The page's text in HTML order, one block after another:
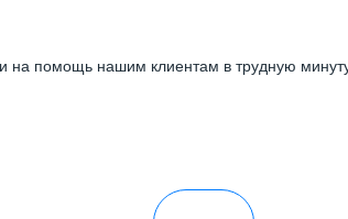
на помощь нашим клиентам в трудную